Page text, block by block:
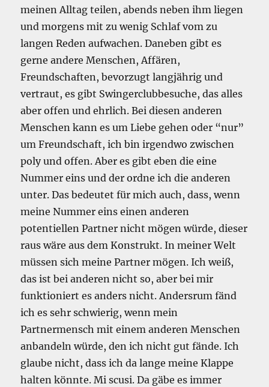
meinen Alltag teilen, abends neben ihm liegen
und morgens mit zu wenig Schlaf vom zu
langen Reden aufwachen. Daneben gibt es
gerne andere Menschen, Affären,
Freundschaften, bevorzugt langjährig und
vertraut, es gibt Swingerclubbesuche, das alles
aber offen und ehrlich. Bei diesen anderen
Menschen kann es um Liebe gehen oder “nur”
um Freundschaft, ich bin irgendwo zwischen
poly und offen. Aber es gibt eben die eine
Nummer eins und der ordne ich die anderen
unter. Das bedeutet für mich auch, dass, wenn
meine Nummer eins einen anderen
potentiellen Partner nicht mögen würde, dieser
raus wäre aus dem Konstrukt. In meiner Welt
müssen sich meine Partner mögen. Ich weiß,
das ist bei anderen nicht so, aber bei mir
funktioniert es anders nicht. Andersrum fänd
ich es sehr schwierig, wenn mein
Partnermensch mit einem anderen Menschen
anbandeln würde, den ich nicht gut fände. Ich
glaube nicht, dass ich da lange meine Klappe
halten könnte. Mi scusi. Da gäbe es immer